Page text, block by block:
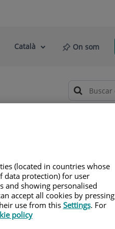
Selector
Llenguatge
Català On som
(located in countries whose
data protection) for user
and showing personalised
accept all cookies by pressing
use from this Settings. For
policy